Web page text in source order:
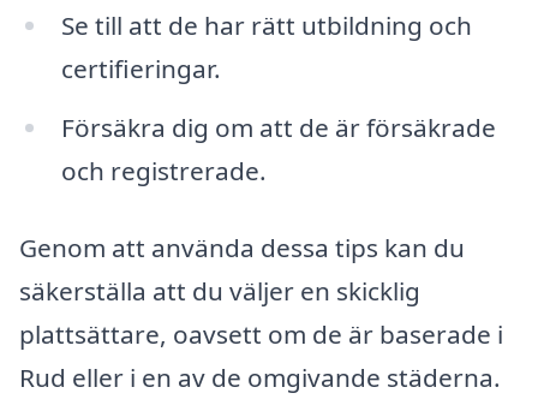
Se till att de har rätt utbildning och
certifieringar.
Försäkra dig om att de är försäkrade
och registrerade.
Genom att använda dessa tips kan du
säkerställa att du väljer en skicklig
plattsättare, oavsett om de är baserade i
Rud eller i en av de omgivande städerna.